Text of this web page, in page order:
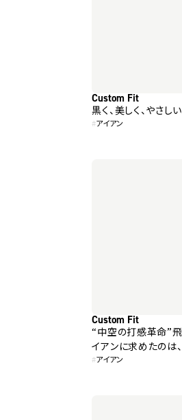
Custom Fit
黒く、美しく、やさし
#アイアン
Custom Fit
“中空の打感革命”飛
イアンに求めたのは
#アイアン